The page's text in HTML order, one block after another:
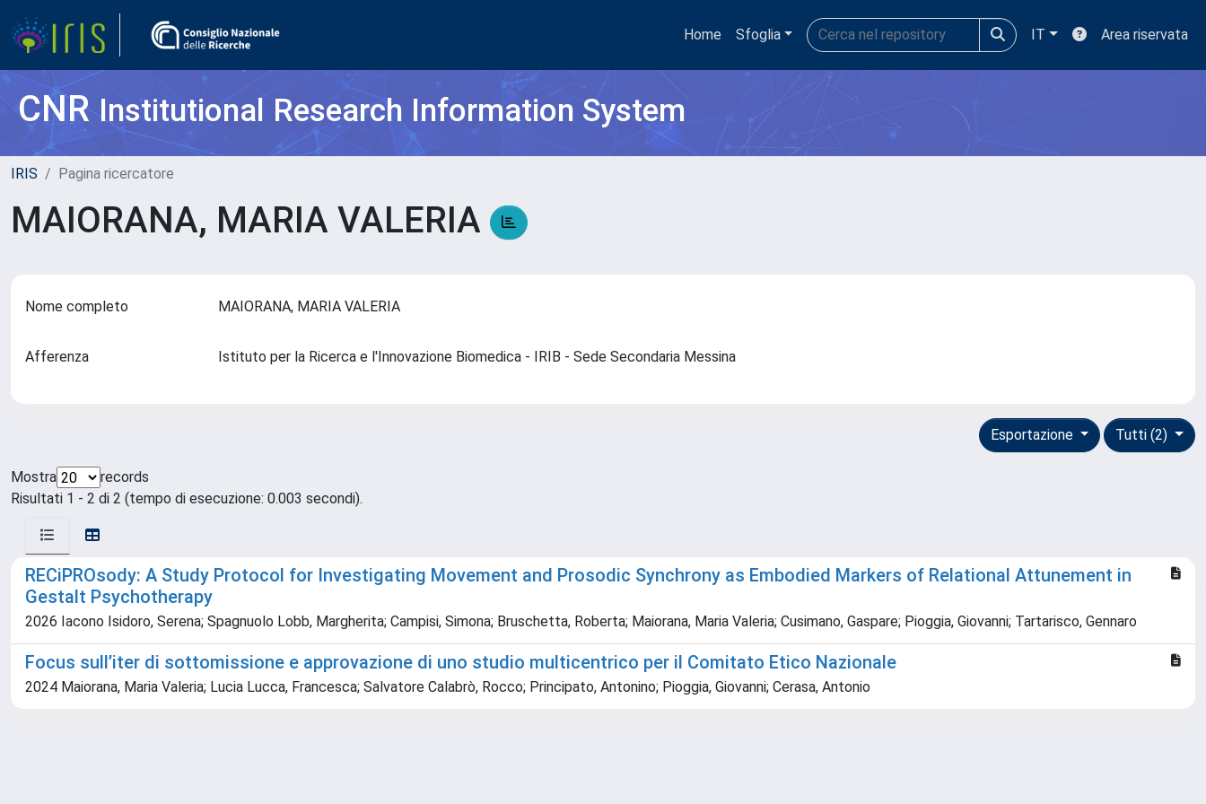
Home Sfoglia IT Area riservata
CNRInstitutional Research Information System
IRIS Pagina ricercatore
MAIORANA, MARIA VALERIA
Nome completo MAIORANA, MARIA VALERIA
Afferenza Istituto per la Ricerca e l'Innovazione Biomedica - IRIB - Sede Secondaria Messina
Tutti (2)
Esportazione
Mostra
records
Risultati 1 - 2 di 2 (tempo di esecuzione: 0.003 secondi).
RECiPROsody: A Study Protocol for Investigating Movement and Prosodic Synchrony as Embodied Markers of Relational Attunement in
Gestalt Psychotherapy
2026 Iacono Isidoro, Serena; Spagnuolo Lobb, Margherita; Campisi, Simona; Bruschetta, Roberta; Maiorana, Maria Valeria; Cusimano, Gaspare; Pioggia, Giovanni; Tartarisco, Gennaro
Focus sull’iter di sottomissione e approvazione di uno studio multicentrico per il Comitato Etico Nazionale
2024 Maiorana, Maria Valeria; Lucia Lucca, Francesca; Salvatore Calabrò, Rocco; Principato, Antonino; Pioggia, Giovanni; Cerasa, Antonio